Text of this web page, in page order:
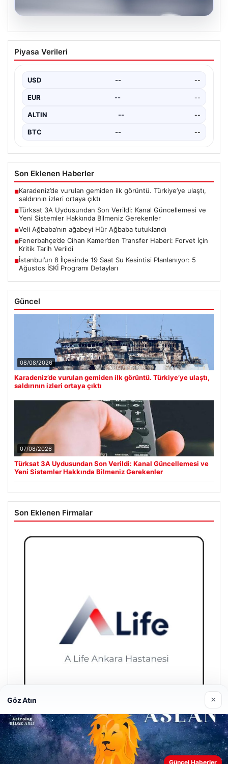
05.08.2026
İstanbul’un 8 İlçesinde 19 Saat Su
Kesintisi Planlanıyor: 5 Ağustos İSKİ
İstanbul Su ve Kanalizasyon İdaresi (İSKİ), önümüzdeki
kapsamında…
Piyasa Verileri
USD -- --
EUR -- --
ALTIN -- --
BTC -- --
Son Eklenen Haberler
■Karadeniz’de vurulan gemiden ilk görüntü. Türkiye’ye ulaştı,
saldırının izleri ortaya çıktı
■Türksat 3A Uydusundan Son Verildi: Kanal Güncellemesi ve
Yeni Sistemler Hakkında Bilmeniz Gerekenler
■Veli Ağbaba’nın ağabeyi Hür Ağbaba tutuklandı
■Fenerbahçe’de Cihan Kamer’den Transfer Haberi: Forvet İçin
Kritik Tarih Verildi
■İstanbul’un 8 İlçesinde 19 Saat Su Kesintisi Planlanıyor: 5
Ağustos İSKİ Programı Detayları
Güncel
08/08/2026
Karadeniz’de vurulan gemiden ilk görüntü. Türkiye’ye ulaştı,
saldırının izleri ortaya çıktı
07/08/2026
Türksat 3A Uydusundan Son Verildi: Kanal Güncellemesi ve
Yeni Sistemler Hakkında Bilmeniz Gerekenler
Son Eklenen Firmalar
A Life Ankara Hastanesi
27/03/2026
Göz Atın ×
Güncel Haberler